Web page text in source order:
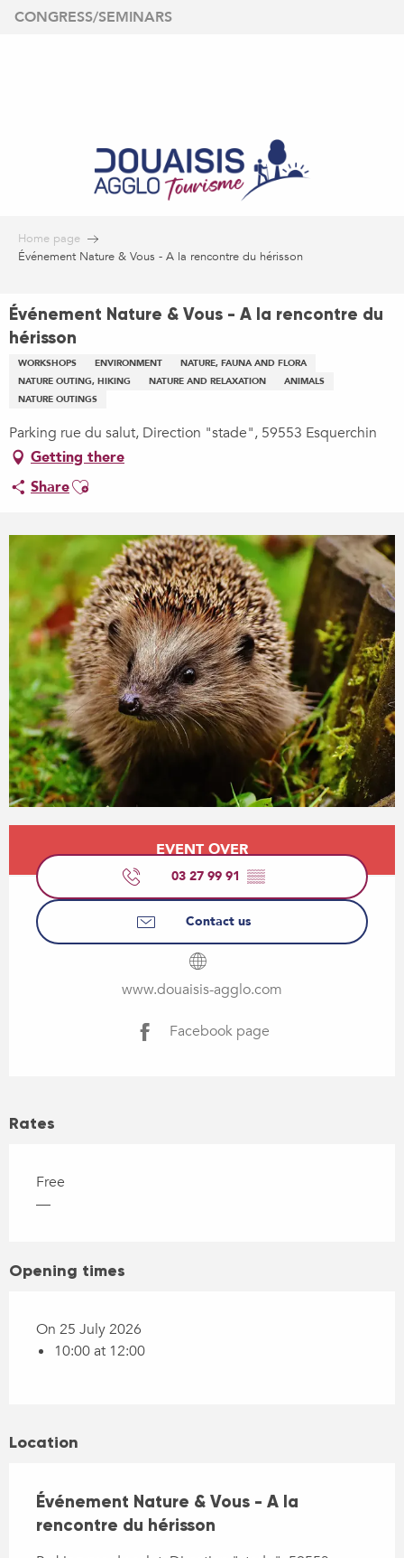
Aller
CONGRESS/SEMINARS
Home page
Événement Nature & Vous - A la rencontre du hérisson
Événement Nature & Vous - A la rencontre du
hérisson
WORKSHOPS ENVIRONMENT
NATURE, FAUNA AND FLORA
NATURE OUTING, HIKING
NATURE AND RELAXATION
ANIMALS
NATURE OUTINGS
Parking rue du salut, Direction "stade", 59553 Esquerchin
Getting there
ShareAjouter aux favoris
Opening hours & contact details
EVENT OVER
03 27 99 91 ▒▒
Contact us
www.douaisis-agglo.com
Facebook page
Rates
Free
—
Opening times
On 25 July 2026
10:00 at 12:00
Location
Événement Nature & Vous - A la
rencontre du hérisson